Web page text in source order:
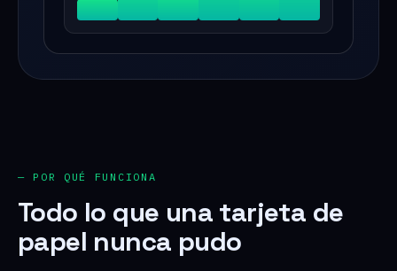
— POR QUÉ FUNCIONA
Todo lo que una tarjeta de
papel nunca pudo